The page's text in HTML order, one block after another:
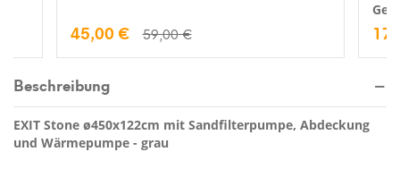
45,00 € 59,00 €
Beschreibung
EXIT Stone ø450x122cm mit Sandfilterpumpe, Abdeckung
und Wärmepumpe - grau